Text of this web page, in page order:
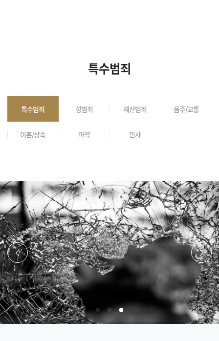
특수범죄
특수범죄 성범죄 재산범죄 음주/교통
이혼/상속 마약 민사
이전 다음